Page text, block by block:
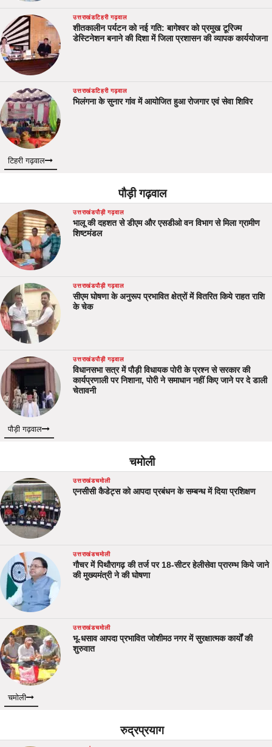
उत्तराखंडटिहरी गढ़वाल
शीतकालीन पर्यटन को नई गति: बागेश्वर को प्रमुख टूरिज्म
डेस्टिनेशन बनाने की दिशा में जिला प्रशासन की व्यापक कार्ययोजना
उत्तराखंडटिहरी गढ़वाल
भिलंगना के सुनार गांव में आयोजित हुआ रोजगार एवं सेवा शिविर
टिहरी गढ़वाल
पौड़ी गढ़वाल
उत्तराखंडपौड़ी गढ़वाल
भालू की दहशत से डीएम और एसडीओ वन विभाग से मिला ग्रामीण
शिष्टमंडल
उत्तराखंडपौड़ी गढ़वाल
सीएम घोषणा के अनुरूप प्रभावित क्षेत्रों में वितरित किये राहत राशि
के चेक
उत्तराखंडपौड़ी गढ़वाल
विधानसभा सत्र में पौड़ी विधायक पोरी के प्रश्न से सरकार की
कार्यप्रणाली पर निशाना, पोरी ने समाधान नहीं किए जाने पर दे डाली
चेतावनी
पौड़ी गढ़वाल
चमोली
उत्तराखंडचमोली
एनसीसी कैडेट्स को आपदा प्रबंधन के सम्बन्ध में दिया प्रशिक्षण
उत्तराखंडचमोली
गौचर में पिथौरागढ़ की तर्ज पर 18-सीटर हेलीसेवा प्रारम्भ किये जाने
की मुख्यमंत्री ने की घोषणा
उत्तराखंडचमोली
भू-धसाव आपदा प्रभावित जोशीमठ नगर में सुरक्षात्मक कार्यों की
शुरुवात
चमोली
रुद्रप्रयाग